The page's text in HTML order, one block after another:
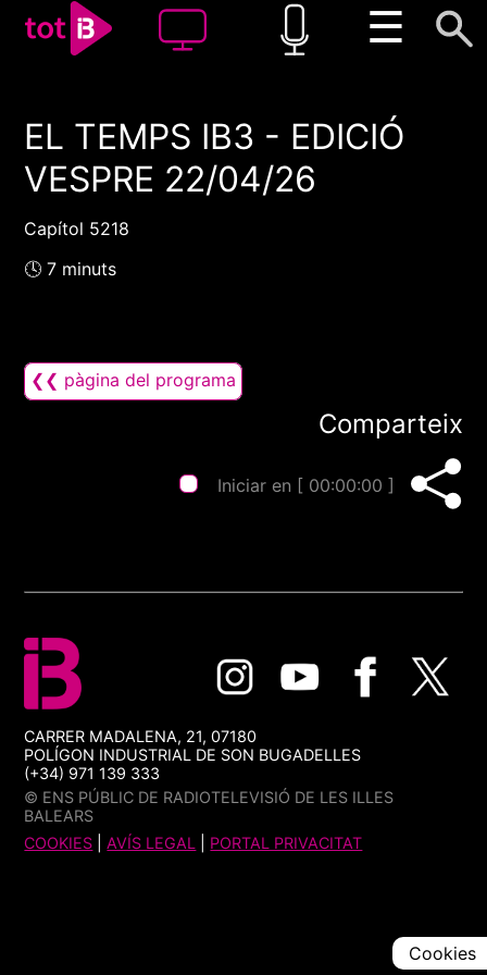
☰
00:00 00:00
1x
EL TEMPS IB3 - EDICIÓ
VESPRE 22/04/26
Capítol 5218
🕓 7 minuts
❮❮ pàgina del programa
Comparteix
Iniciar en [ 00:00:00 ]
CARRER MADALENA, 21, 07180
POLÍGON INDUSTRIAL DE SON BUGADELLES
(+34) 971 139 333
© ENS PÚBLIC DE RADIOTELEVISIÓ DE LES ILLES
BALEARS
COOKIES |AVÍS LEGAL PORTAL PRIVACITAT
Cookies